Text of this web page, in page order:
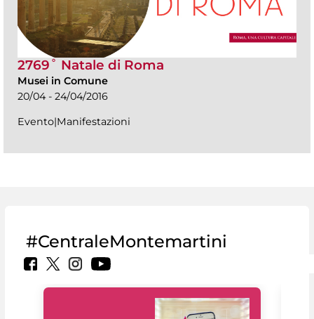
2769˚ Natale di Roma
Musei in Comune
20/04 - 24/04/2016
Evento|Manifestazioni
#CentraleMontemartini